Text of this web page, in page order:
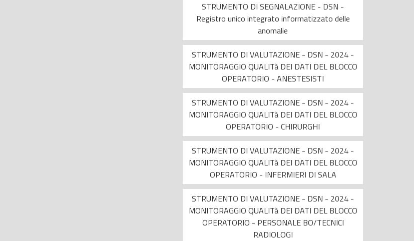
STRUMENTO DI SEGNALAZIONE - DSN -
Registro unico integrato informatizzato delle
anomalie
STRUMENTO DI VALUTAZIONE - DSN - 2024 -
MONITORAGGIO QUALITà DEI DATI DEL BLOCCO
OPERATORIO - ANESTESISTI
STRUMENTO DI VALUTAZIONE - DSN - 2024 -
MONITORAGGIO QUALITà DEI DATI DEL BLOCCO
OPERATORIO - CHIRURGHI
STRUMENTO DI VALUTAZIONE - DSN - 2024 -
MONITORAGGIO QUALITà DEI DATI DEL BLOCCO
OPERATORIO - INFERMIERI DI SALA
STRUMENTO DI VALUTAZIONE - DSN - 2024 -
MONITORAGGIO QUALITà DEI DATI DEL BLOCCO
OPERATORIO - PERSONALE BO/TECNICI
RADIOLOGI